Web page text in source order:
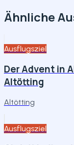
Ähnliche
Ausflugsziel
Der Advent in
Altötting
Altötting
Ausflugsziel